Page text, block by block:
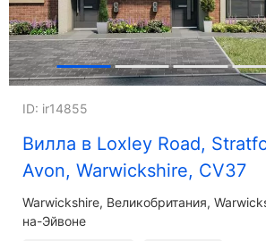
Вилла в Loxley Road,
Avon, Warwickshire, CV37
ID: ir14855
Warwickshire Великобритания,
на-Эйвоне